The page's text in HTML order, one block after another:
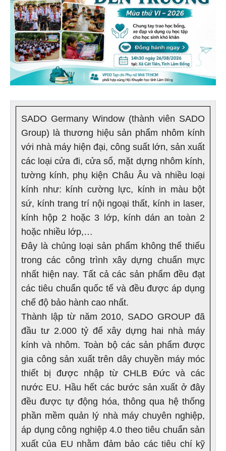
SADO Germany Window (thành viên SADO
Group) là thương hiệu sản phẩm nhôm kính
với nhà máy hiện đại, công suất lớn, sản xuất
các loại cửa đi, cửa sổ, mặt dựng nhôm kính,
tường kính, phụ kiện Châu Âu và nhiều loại
kính như: kính cường lực, kính in màu bột
sứ, kính trang trí nội ngoại thất, kính in laser,
kính hộp 2 hoặc 3 lớp, kính dán an toàn 2
hoặc nhiều lớp,…
Đây là chủng loại sản phẩm không thể thiếu
trong các công trình xây dựng chuẩn mực
nhất hiện nay. Tất cả các sản phẩm đều đạt
các tiêu chuẩn quốc tế và đều được áp dụng
chế độ bảo hành cao nhất.
Thành lập từ năm 2010, SADO GROUP đã
đầu tư 2.000 tỷ để xây dựng hai nhà máy
kính và nhôm. Toàn bộ các sản phẩm được
gia công sản xuất trên dây chuyền máy móc
thiết bị được nhập từ CHLB Đức và các
nước EU. Hầu hết các bước sản xuất ở đây
đều được tự động hóa, thông qua hệ thống
phần mềm quản lý nhà máy chuyên nghiệp,
áp dụng công nghiệp 4.0 theo tiêu chuẩn sản
xuất của EU nhằm đảm bảo các tiêu chí kỹ